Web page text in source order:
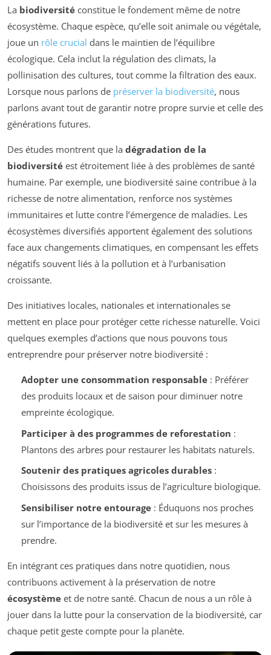
La biodiversité constitue le fondement même de notre
écosystème. Chaque espèce, qu’elle soit animale ou végétale,
joue un rôle crucial dans le maintien de l’équilibre
écologique. Cela inclut la régulation des climats, la
pollinisation des cultures, tout comme la filtration des eaux.
Lorsque nous parlons de préserver la biodiversité, nous
parlons avant tout de garantir notre propre survie et celle des
générations futures.
Des études montrent que la dégradation de la
biodiversité est étroitement liée à des problèmes de santé
humaine. Par exemple, une biodiversité saine contribue à la
richesse de notre alimentation, renforce nos systèmes
immunitaires et lutte contre l’émergence de maladies. Les
écosystèmes diversifiés apportent également des solutions
face aux changements climatiques, en compensant les effets
négatifs souvent liés à la pollution et à l’urbanisation
croissante.
Des initiatives locales, nationales et internationales se
mettent en place pour protéger cette richesse naturelle. Voici
quelques exemples d’actions que nous pouvons tous
entreprendre pour préserver notre biodiversité :
Adopter une consommation responsable: Préférer
des produits locaux et de saison pour diminuer notre
empreinte écologique.
Participer à des programmes de reforestation :
Plantons des arbres pour restaurer les habitats naturels.
Soutenir des pratiques agricoles durables:
Choisissons des produits issus de l’agriculture biologique.
Sensibiliser notre entourage: Éduquons nos proches
sur l’importance de la biodiversité et sur les mesures à
prendre.
En intégrant ces pratiques dans notre quotidien, nous
contribuons activement à la préservation de notre
écosystème et de notre santé. Chacun de nous a un rôle à
jouer dans la lutte pour la conservation de la biodiversité, car
chaque petit geste compte pour la planète.